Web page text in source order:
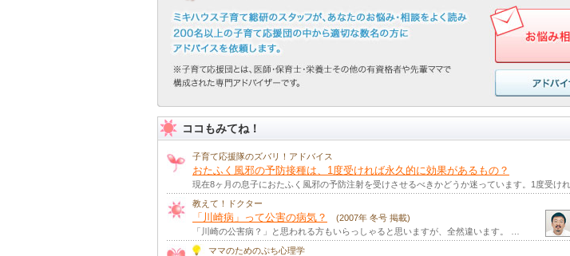
ココもみてね！
子育て応援隊のズバリ！アドバイス
おたふく風邪の予防接種は、1度受ければ永久的に効果があるもの？
現在8ヶ月の息子におたふく風邪の予防注射を受けさせるべきかどうか迷っています。1度受け
教えて！ドクター
「川崎病」って公害の病気？
(2007年 冬号 掲載)
「川崎の公害病？」と思われる方もいらっしゃると思いますが、全然違います。 …
ママのためのぷち心理学